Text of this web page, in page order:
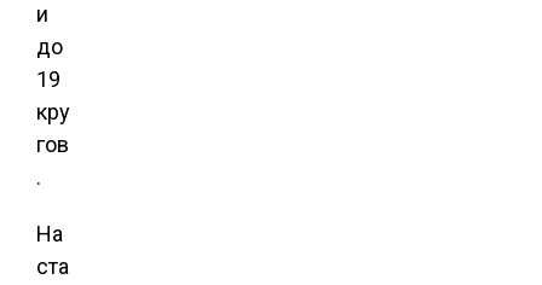
и
до
19
кру
гов
.
На
ста